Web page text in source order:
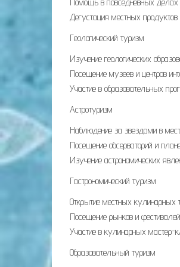
Дегустация местных продуктов
Геологический туризм
Изучение геологических
Посещение музеев и центров
Участие в образовательных
Астротуризм
Наблюдение за звездами в
Посещение обсерваторий и
Изучение астрономических
Гастрономический туризм
Открытие местных кулинарных
Посещение рынков и
Участие в кулинарных мастер-
Образовательный туризм